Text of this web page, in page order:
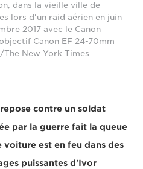
dans la vieille ville de
lors d'un raid aérien en juin
2017 avec le Canon
Canon EF 24-70mm
New York Times
contre un soldat
par la guerre fait la queue
est en feu dans des
puissantes d'Ivor